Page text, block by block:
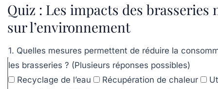
Quiz : Les impacts des brasseries
sur l’environnement
1. Quelles mesures permettent de réduire la
les brasseries ? (Plusieurs réponses possibles)
Recyclage de l’eau
Récupération de chaleur